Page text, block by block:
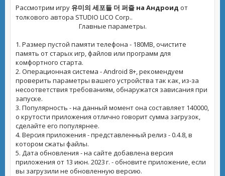
Рассмотрим игру 유미의 세포들 더 퍼즐 на Андроид от
толкового автора STUDIO LICO Corp..
Главные параметры.
1. Размер пустой памяти телефона - 180MB, очистите
память от старых игр, файлов или программ для
комфортного старта.
2. Операционная система - Android 8+, рекомендуем
проверить параметры вашего устройства так как, из-за
несоответствия требованиям, обнаружатся зависания при
запуске.
3. Популярность - на данный момент она составляет 140000,
о крутости приложения отлично говорит сумма загрузок,
сделайте его популярнее.
4. Версия приложения - представленный релиз - 0.4.8, в
котором сжаты файлы.
5. Дата обновления - на сайте добавлена версия
приложения от 13 июн. 2023 г. - обновите приложение, если
вы загрузили не обновленную версию.